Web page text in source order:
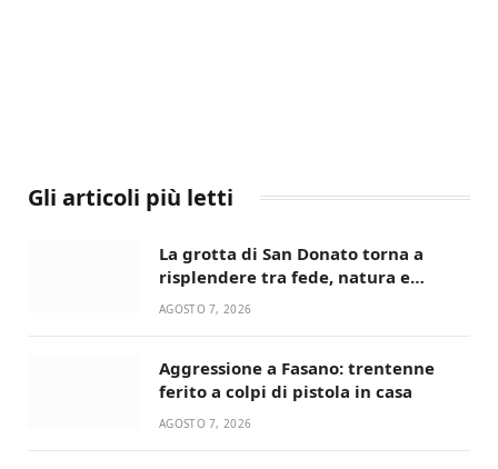
Gli articoli più letti
La grotta di San Donato torna a
risplendere tra fede, natura e
devozione
AGOSTO 7, 2026
Aggressione a Fasano: trentenne
ferito a colpi di pistola in casa
AGOSTO 7, 2026